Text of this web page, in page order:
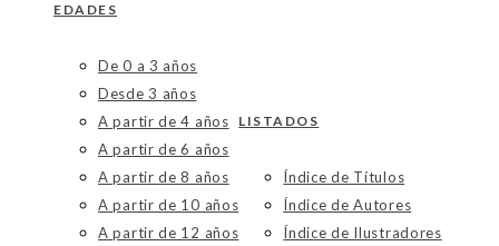
EDADES
De 0 a 3 años
Desde 3 años
A partir de 4 años
A partir de 6 años
A partir de 8 años
A partir de 10 años
A partir de 12 años
LISTADOS
Índice de Títulos
Índice de Autores
Índice de Ilustradores